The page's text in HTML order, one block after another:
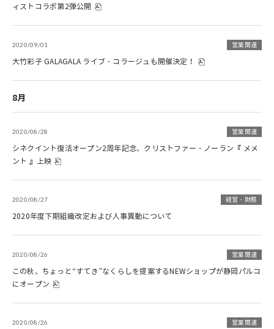
ィストコラボ第2弾公開
2020/09/01 営業関連
大竹彩子 GALAGALA ライブ・コラージュも開催決定！
8月
2020/08/28 営業関連
シネクイント復活オープン2周年記念、クリストファー・ノーラン『 メメ
ント 』上映
2020/08/27 経営・財務
2020年度下期組織改定および人事異動について
2020/08/26 営業関連
この秋、ちょっと“すてき”なくらしを提案するNEWショップが静岡パルコ
にオープン
2020/08/26 営業関連